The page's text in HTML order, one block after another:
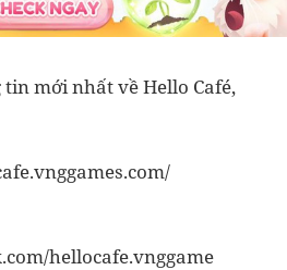
mới nhất về Hello Café,
hellocafe.vnggame